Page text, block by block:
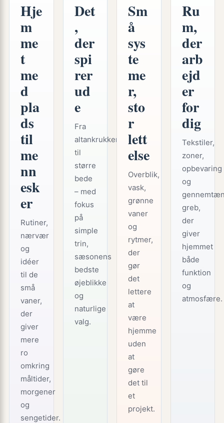
Hje
m
me
t
me
d
pla
ds
til
me
nn
esk
er
Rutiner,
nærvær
og
idéer
til de
små
vaner,
der
giver
mere
ro
omkring
måltider,
morgener
og
sengetider.
Det
,
der
spi
rer
ud
e
Fra
altankrukker
til
større
bede
– med
fokus
på
simple
trin,
sæsonens
bedste
øjeblikke
og
naturlige
valg.
Sm
å
sys
te
me
r,
sto
r
lett
else
Overblik,
vask,
grønne
vaner
og
rytmer,
der
gør
det
lettere
at
være
hjemme
uden
at
gøre
det til
et
projekt.
Ru
m,
der
arb
ejd
er
for
dig
Tekstiler,
zoner,
opbevaring
og
greb,
der
giver
hjemmet
både
funktion
og
atmosfære.